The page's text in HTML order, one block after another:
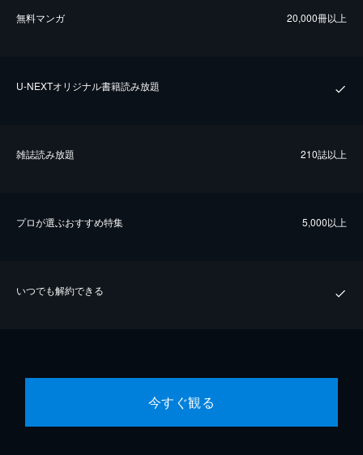
無料マンガ 20,000冊以上
U-NEXTオリジナル書籍読み放題
雑誌読み放題 210誌以上
プロが選ぶおすすめ特集 5,000以上
いつでも解約できる
今すぐ観る